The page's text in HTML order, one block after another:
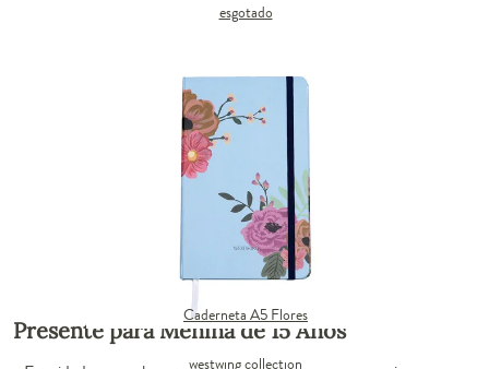
esgotado
Caderneta A5 Flores
westwing collection
Presente para Menina de 15 Anos